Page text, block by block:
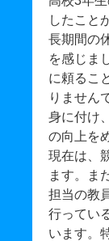
したこと
長期間の
を感じま
に頼るこ
りません
身に付け
の向上を
現在は、
ます。ま
担当の教
行ってい
います。